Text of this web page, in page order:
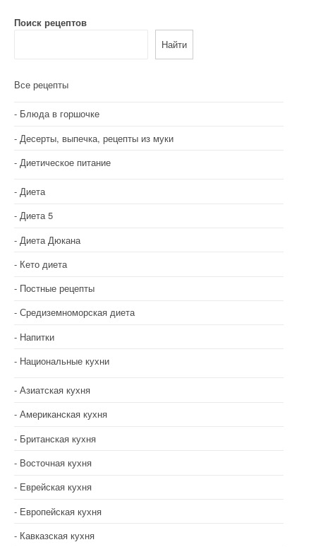
а
и
п
о
а
п
и
с
я
м
Поиск рецептов
Найти
Все рецепты
Блюда в горшочке
Десерты, выпечка, рецепты из муки
Диетическое питание
Диета
Диета 5
Диета Дюкана
Кето диета
Постные рецепты
Средиземноморская диета
Напитки
Национальные кухни
Азиатская кухня
Американская кухня
Британская кухня
Восточная кухня
Еврейская кухня
Европейская кухня
Кавказская кухня